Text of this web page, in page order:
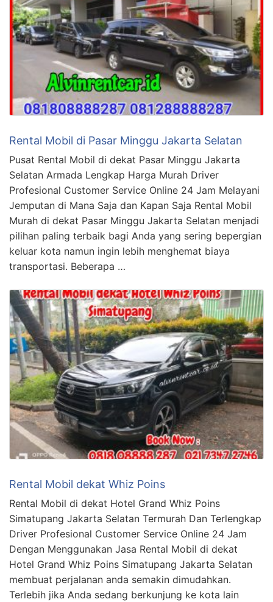
Rental Mobil di Pasar Minggu Jakarta Selatan
Pusat Rental Mobil di dekat Pasar Minggu Jakarta
Selatan Armada Lengkap Harga Murah Driver
Profesional Customer Service Online 24 Jam Melayani
Jemputan di Mana Saja dan Kapan Saja Rental Mobil
Murah di dekat Pasar Minggu Jakarta Selatan menjadi
pilihan paling terbaik bagi Anda yang sering bepergian
keluar kota namun ingin lebih menghemat biaya
transportasi. Beberapa …
Rental Mobil dekat Whiz Poins
Rental Mobil di dekat Hotel Grand Whiz Poins
Simatupang Jakarta Selatan Termurah Dan Terlengkap
Driver Profesional Customer Service Online 24 Jam
Dengan Menggunakan Jasa Rental Mobil di dekat
Hotel Grand Whiz Poins Simatupang Jakarta Selatan
membuat perjalanan anda semakin dimudahkan.
Terlebih jika Anda sedang berkunjung ke kota lain